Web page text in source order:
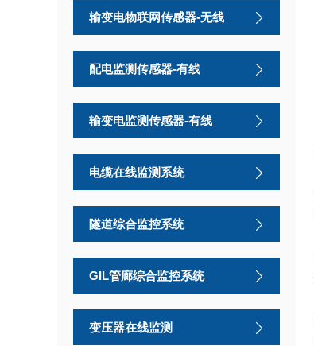
输变电物联网传感器-无线
配电监测传感器-有线
输变电监测传感器-有线
电缆在线监测系统
隧道综合监控系统
GIL管廊综合监控系统
变压器在线监测